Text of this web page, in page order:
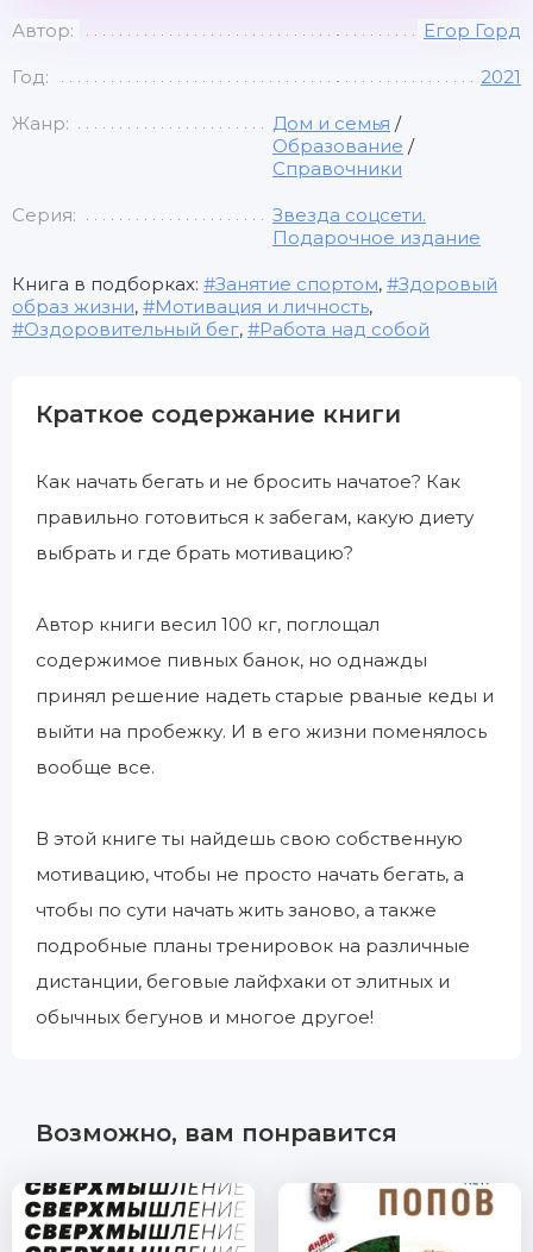
Автор: Егор Горд
Год: 2021
Жанр: Дом и семья /
Образование /
Справочники
Серия:
Звезда соцсети.
Подарочное издание
Книга в подборках: Занятие спортом,
Здоровый
образ жизни, Мотивация и личность,
Оздоровительный бег, Работа над собой
Краткое содержание книги
Как начать бегать и не бросить начатое? Как
правильно готовиться к забегам, какую диету
выбрать и где брать мотивацию?
Автор книги весил 100 кг, поглощал
содержимое пивных банок, но однажды
принял решение надеть старые рваные кеды и
выйти на пробежку. И в его жизни поменялось
вообще все.
В этой книге ты найдешь свою собственную
мотивацию, чтобы не просто начать бегать, а
чтобы по сути начать жить заново, а также
подробные планы тренировок на различные
дистанции, беговые лайфхаки от элитных и
обычных бегунов и многое другое!
Возможно, вам понравится